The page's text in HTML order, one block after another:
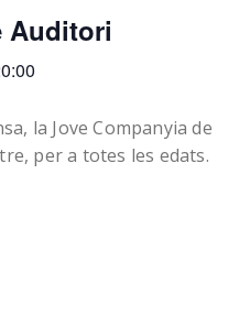
Auditori
la Jove Companyia de
per a totes les edats.